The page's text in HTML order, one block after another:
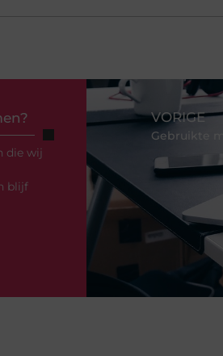
die wij
blijf
VORIGE